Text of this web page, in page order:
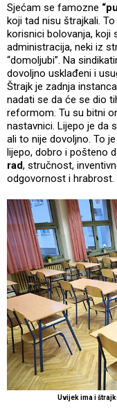
Sjećam se famozne
koji tad nisu štrajkali.
korisnici bolovanja, koji
administracija, neki iz
“domoljubi”. Na
dovoljno usklađeni i
Štrajk je zadnja
nadati se da će se dio
reformom. Tu su bitni
nastavnici. Lijepo je da
ali to nije dovoljno. To
lijepo, dobro i pošteno
rad, stručnost,
odgovornost i hrabrost.
Uvijek ima i